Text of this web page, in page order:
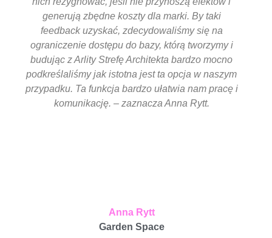
generują zbędne koszty dla marki. By taki
feedback uzyskać, zdecydowaliśmy się na
ograniczenie dostępu do bazy, którą tworzymy i
budując z Arlity Strefę Architekta bardzo mocno
podkreślaliśmy jak istotna jest ta opcja w naszym
przypadku. Ta funkcja bardzo ułatwia nam pracę i
komunikację. – zaznacza Anna Rytt.
Anna Rytt
Garden Space